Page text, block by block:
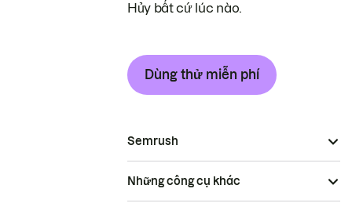
Hủy bất cứ lúc nào.
Dùng thử miễn phí
Semrush
Những công cụ khác